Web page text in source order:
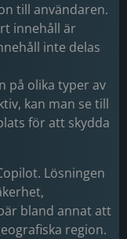
till användaren.
innehåll är
inte delas
på olika typer av
kan man se till
för att skydda
Lösningen
bland annat att
region.